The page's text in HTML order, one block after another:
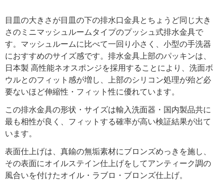
目皿の大きさが目皿の下の排水口金具とちょうど同じ大き
さのミニマッシュルームタイプのプッシュ式排水金具で
す。マッシュルームに比べて一回り小さく、小型の手洗器
におすすめのサイズ感です。排水金具上部のパッキンは、
日本製 高性能ネオスポンジを採用することにより、洗面ボ
ウルとのフィット感が増し、上部のシリコン処理が殆ど必
要ないほど伸縮性・フィット性に優れています。
この排水金具の形状・サイズは輸入洗面器・国内製品共に
最も相性が良く、フィットする確率が高い検証結果が出て
います。
表面仕上げは、真鍮の無垢素材にブロンズめっきを施し、
その表面にオイルステイン仕上げをしてアンティーク調の
風合いを付けたオイル・ラブロ・ブロンズ仕上げ。